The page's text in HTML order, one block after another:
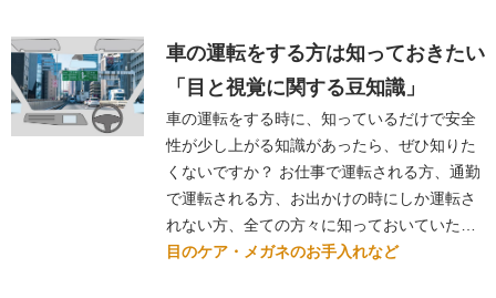
車の運転をする方は知っておきたい
「目と視覚に関する豆知識」
車の運転をする時に、知っているだけで安全
性が少し上がる知識があったら、ぜひ知りた
くないですか？ お仕事で運転される方、通勤
で運転される方、お出かけの時にしか運転さ
れない方、全ての方々に知っておいていた…
目のケア・メガネのお手入れなど